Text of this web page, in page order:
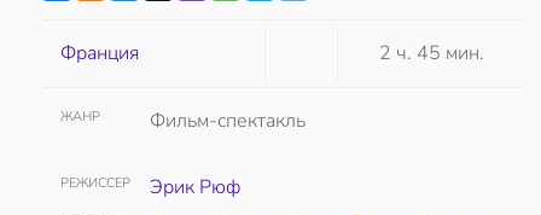
Франция 2 ч. 45 мин.
ЖАНР Фильм-спектакль
РЕЖИССЕР Эрик Рюф